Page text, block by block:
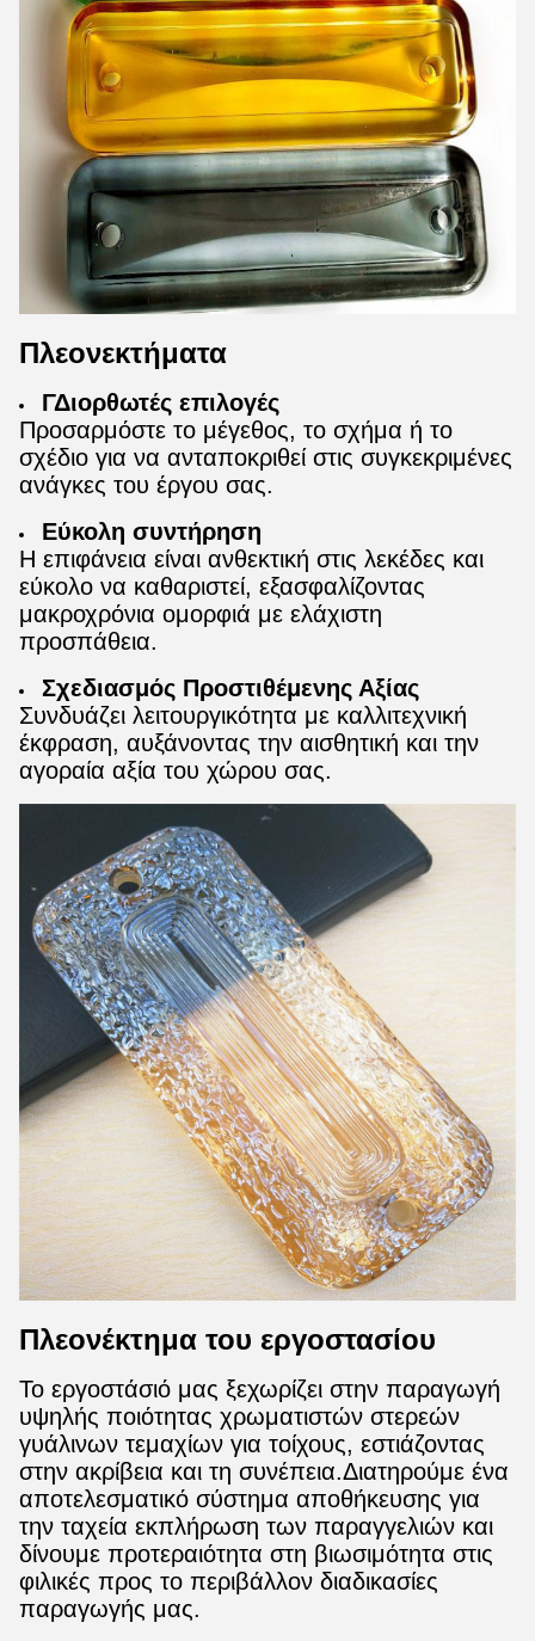
Πλεονεκτήματα
ΓΔιορθωτές επιλογές
Προσαρμόστε το μέγεθος, το σχήμα ή το
σχέδιο για να ανταποκριθεί στις συγκεκριμένες
ανάγκες του έργου σας.
Εύκολη συντήρηση
Η επιφάνεια είναι ανθεκτική στις λεκέδες και
εύκολο να καθαριστεί, εξασφαλίζοντας
μακροχρόνια ομορφιά με ελάχιστη
προσπάθεια.
Σχεδιασμός Προστιθέμενης Αξίας
Συνδυάζει λειτουργικότητα με καλλιτεχνική
έκφραση, αυξάνοντας την αισθητική και την
αγοραία αξία του χώρου σας.
Πλεονέκτημα του εργοστασίου
Το εργοστάσιό μας ξεχωρίζει στην παραγωγή
υψηλής ποιότητας χρωματιστών στερεών
γυάλινων τεμαχίων για τοίχους, εστιάζοντας
στην ακρίβεια και τη συνέπεια.Διατηρούμε ένα
αποτελεσματικό σύστημα αποθήκευσης για
την ταχεία εκπλήρωση των παραγγελιών και
δίνουμε προτεραιότητα στη βιωσιμότητα στις
φιλικές προς το περιβάλλον διαδικασίες
παραγωγής μας.